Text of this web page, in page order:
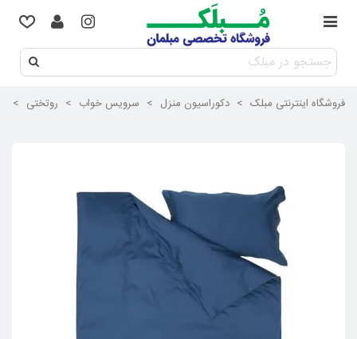
فروشگاه اینترنتی مبلک > دکوراسیون منزل > سرویس خواب > روتختی >